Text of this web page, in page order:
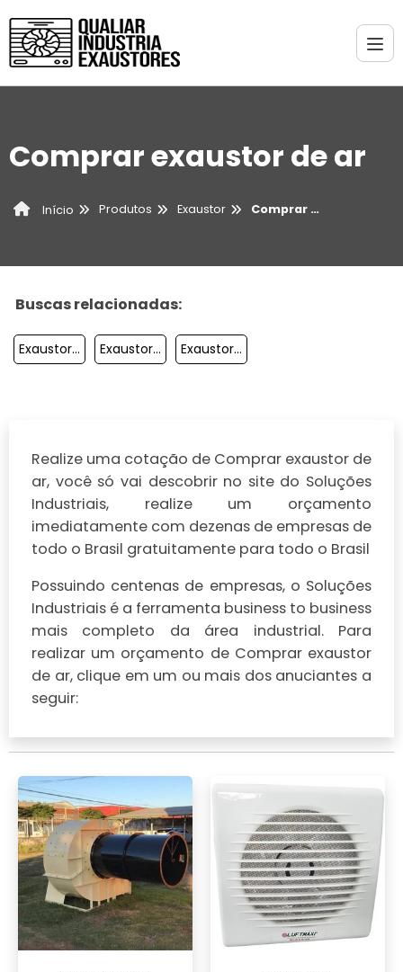
Comprar exaustor de ar
Início Produtos Exaustor Comprar exaustor de ar
Buscas relacionadas:
Exaustor Grande Exaustor Para Cozinha Industrial Exaustor Centrífugo Preço
Realize uma cotação de Comprar exaustor de
ar, você só vai descobrir no site do Soluções
Industriais, realize um orçamento
imediatamente com dezenas de empresas de
todo o Brasil gratuitamente para todo o Brasil
Possuindo centenas de empresas, o Soluções
Industriais é a ferramenta business to business
mais completo da área industrial. Para
realizar um orçamento de Comprar exaustor
de ar, clique em um ou mais dos anuciantes a
seguir: